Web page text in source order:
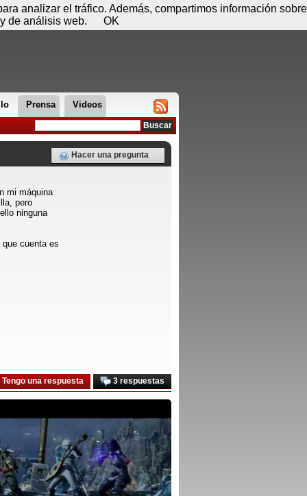
Prensa Videos
Hacer una pregunta
mi máquina
pero
ninguna
cuenta es
3 respuestas
Tengo una respuesta
07 de agosto - 14:37 Registrar Conectar
analizar el tráfico. Además, compartimos información sobre
de análisis web.
OK